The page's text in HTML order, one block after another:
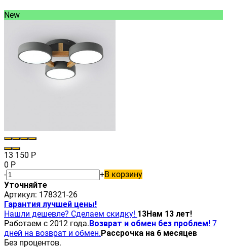
New
13 150 Р
0 Р
-
+В корзину
Уточняйте
Артикул: 178321-26
Гарантия лучшей цены!
Нашли дешевле? Сделаем скидку! 13Нам 13 лет!
Работаем с 2012 года.Возврат и обмен без проблем! 7
дней на возврат и обмен.Рассрочка на 6 месяцев
Без процентов.